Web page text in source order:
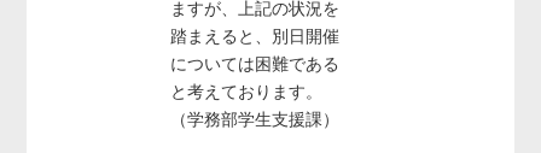
ますが、上記の状況を
踏まえると、別日開催
については困難である
と考えております。
（学務部学生支援課）